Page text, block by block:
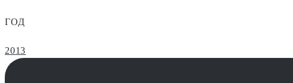
ГОД
2013